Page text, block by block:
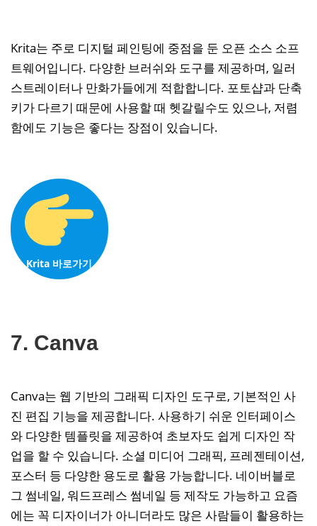
Krita는 주로 디지털 페인팅에 중점을 둔 오픈 소스 소프
트웨어입니다. 다양한 브러쉬와 도구를 제공하며, 일러
스트레이터나 만화가들에게 적합합니다. 포토샵과 단축
키가 다르기 때문에 사용할 때 헷갈릴수도 있으나, 저렴
함에도 기능은 좋다는 장점이 있습니다.
Krita 바로가기
7. Canva
Canva는 웹 기반의 그래픽 디자인 도구로, 기본적인 사
진 편집 기능을 제공합니다. 사용하기 쉬운 인터페이스
와 다양한 템플릿을 제공하여 초보자도 쉽게 디자인 작
업을 할 수 있습니다. 소셜 미디어 그래픽, 프레젠테이션,
포스터 등 다양한 용도로 활용 가능합니다. 네이버블로
그 썸네일, 워드프레스 썸네일 등 제작도 가능하고 요즘
에는 꼭 디자이너가 아니더라도 많은 사람들이 활용하는